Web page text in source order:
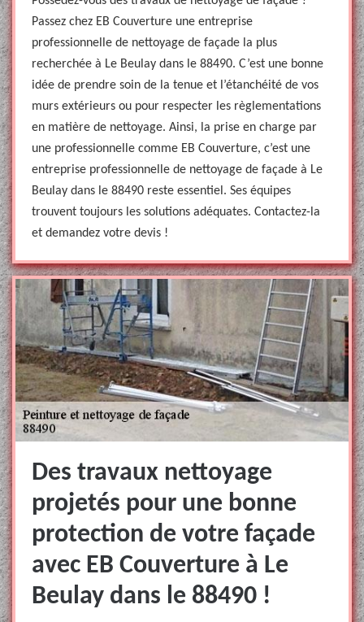
Passez chez EB Couverture une entreprise
professionnelle de nettoyage de façade la plus
recherchée à Le Beulay dans le 88490. C’est une bonne
idée de prendre soin de la tenue et l’étanchéité de vos
murs extérieurs ou pour respecter les règlementations
en matière de nettoyage. Ainsi, la prise en charge par
une professionnelle comme EB Couverture, c’est une
entreprise professionnelle de nettoyage de façade à Le
Beulay dans le 88490 reste essentiel. Ses équipes
trouvent toujours les solutions adéquates. Contactez-la
et demandez votre devis !
Des travaux nettoyage
projetés pour une bonne
protection de votre façade
avec EB Couverture à Le
Beulay dans le 88490 !